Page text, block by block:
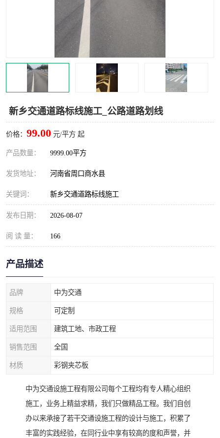
新乡交通道路标线施工_公路道路划线
价格： 99.00 元/平方 起
产品数量： 9999.00平方
发货地址： 河南省周口商水县
关键词： 新乡交通道路标线施工
发布日期： 2026-08-07
阅 读 量： 166
产品描述
品牌 中为交通
规格 可定制
适用范围 建筑工地、市政工程
销售范围 全国
材质 彩钢夹芯板
中为交通设施工程有限公司每个工程均有专人精心组织
施工，业务上精益求精，我们只做精品工程。我们自创
办以来承接了若干交通设施工程的设计与施工，积累了
丰富的实践经验，在同行业中享有较高的度和声誉，并